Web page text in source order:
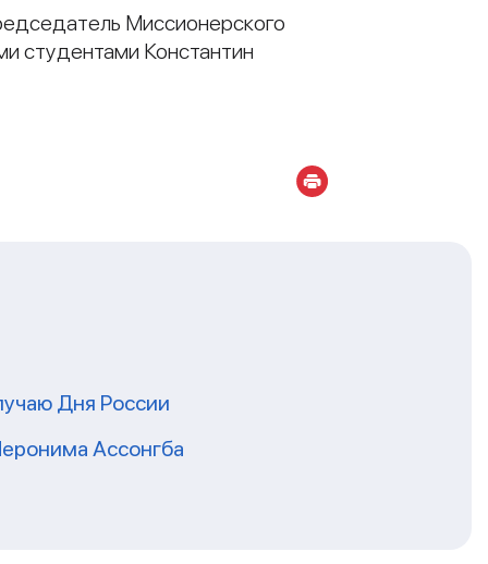
Миссионерского
студентами Константин
Дня России
Ассонгба